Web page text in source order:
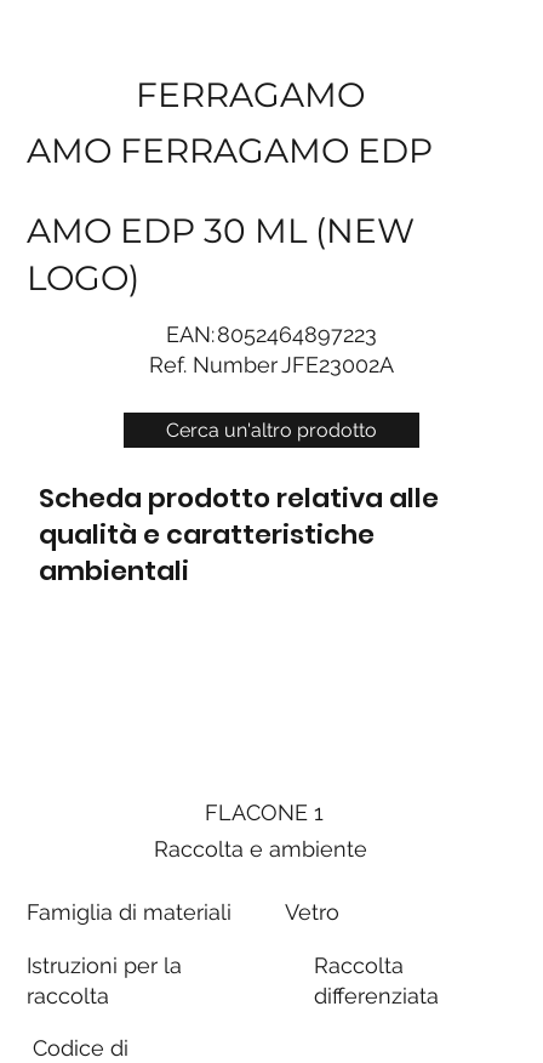
Cerca un'altro prodotto
FERRAGAMO
AMO FERRAGAMO EDP
AMO EDP 30 ML (NEW
LOGO)
EAN:8052464897223
Ref. NumberJFE23002A
Scheda prodotto relativa alle
qualità e caratteristiche
ambientali
FLACONE 1
Raccolta e ambiente
Famiglia di materiali
Istruzioni per la
raccolta
Codice di
Vetro
Raccolta
differenziata